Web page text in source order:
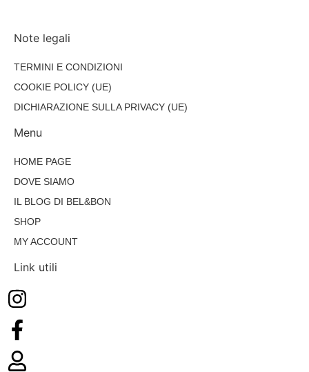
Note legali
TERMINI E CONDIZIONI
COOKIE POLICY (UE)
DICHIARAZIONE SULLA PRIVACY (UE)
Menu
HOME PAGE
DOVE SIAMO
IL BLOG DI BEL&BON
SHOP
MY ACCOUNT
Link utili